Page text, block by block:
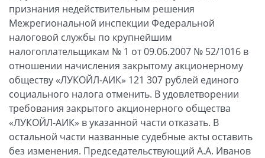
признания недействительным решения
Межрегиональной инспекции Федеральной
налоговой службы по крупнейшим
налогоплательщикам № 1 от 09.06.2007 № 52/1016 в
отношении начисления закрытому акционерному
обществу «ЛУКОЙЛ-АИК» 121 307 рублей единого
социального налога отменить. В удовлетворении
требования закрытого акционерного общества
«ЛУКОЙЛ-АИК» в указанной части отказать. В
остальной части названные судебные акты оставить
без изменения. Председательствующий А.А. Иванов